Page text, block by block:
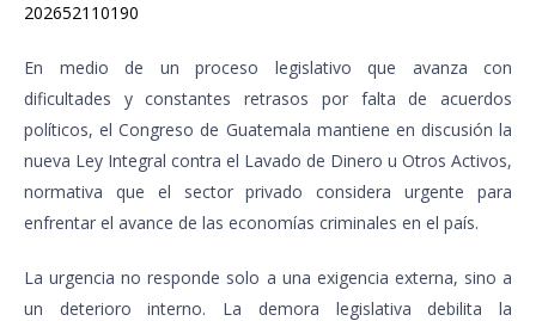
202652110190
En medio de un proceso legislativo que avanza con
dificultades y constantes retrasos por falta de acuerdos
políticos, el Congreso de Guatemala mantiene en discusión la
nueva Ley Integral contra el Lavado de Dinero u Otros Activos,
normativa que el sector privado considera urgente para
enfrentar el avance de las economías criminales en el país.
La urgencia no responde solo a una exigencia externa, sino a
un deterioro interno. La demora legislativa debilita la